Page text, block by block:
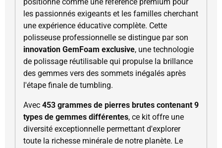
les passionnés exigeants et les familles cherchant
une expérience éducative complète. Cette
polisseuse professionnelle se distingue par son
innovation GemFoam exclusive, une technologie
de polissage réutilisable qui propulse la brillance
des gemmes vers des sommets inégalés après
l'étape finale de tumbling.
Avec 453 grammes de pierres brutes contenant 9
types de gemmes différentes, ce kit offre une
diversité exceptionnelle permettant d'explorer
toute la richesse minérale de notre planète. Le